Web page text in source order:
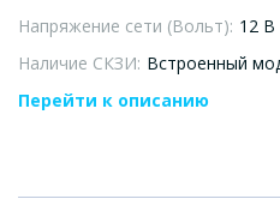
Напряжение сети (Вольт): 12 В
Наличие СКЗИ: Встроенный
Перейти к описанию